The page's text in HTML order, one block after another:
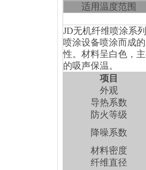
适用温度范围
JD无机纤维喷涂系
喷涂设备喷涂而成
性。材料呈白色，
的吸声保温。
项目
外观
导热系数
防火等级
降噪系数
材料密度
纤维直径